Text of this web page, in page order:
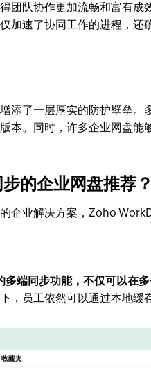
团队协作更加流畅和富有
加速了协同工作的进程，
添了一层厚实的防护壁垒
本。同时，许多企业网盘
的企业网盘推荐？
企业解决方案，Zoho
端同步功能，不仅可以在
，员工依然可以通过本地缓